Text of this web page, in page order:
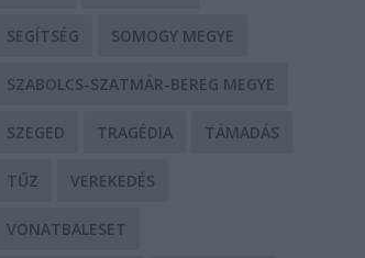
SEGÍTSÉG SOMOGY MEGYE
SZABOLCS-SZATMÁR-BEREG MEGYE
SZEGED TRAGÉDIA TÁMADÁS
TŰZ VEREKEDÉS
VONATBALESET